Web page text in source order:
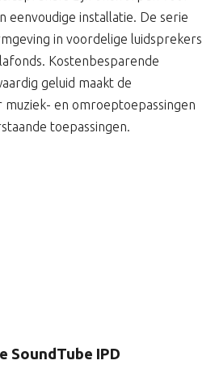
eenvoudige installatie. De serie
in voordelige luidsprekers
Kostenbesparende
geluid maakt de
muziek- en omroeptoepassingen
toepassingen.
SoundTube IPD